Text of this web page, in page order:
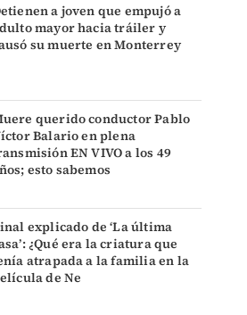
a joven que empujó a
mayor hacia tráiler y
su muerte en Monterrey
querido conductor Pablo
Balario en plena
EN VIVO a los 49
esto sabemos
explicado de ‘La última
¿Qué era la criatura que
atrapada a la familia en la
de Ne